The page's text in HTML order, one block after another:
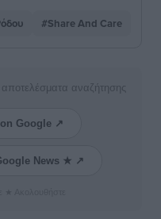
#Share And Care
αναζήτησης
Google ↗
News ★ ↗